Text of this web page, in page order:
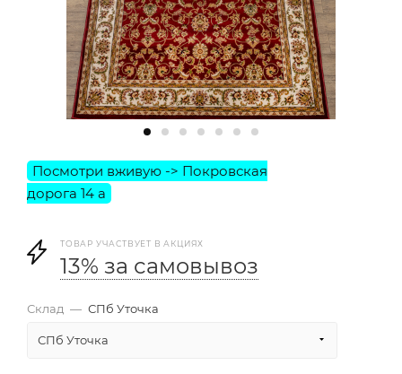
ТОВАР УЧАСТВУЕТ В АКЦИЯХ
13% за самовывоз
Склад — СПб Уточка
СПб Уточка